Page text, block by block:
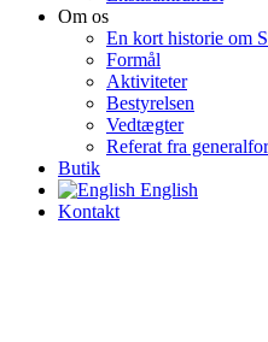
Om os
En kort historie om
Formål
Aktiviteter
Bestyrelsen
Vedtægter
Referat fra
Butik
English
Kontakt